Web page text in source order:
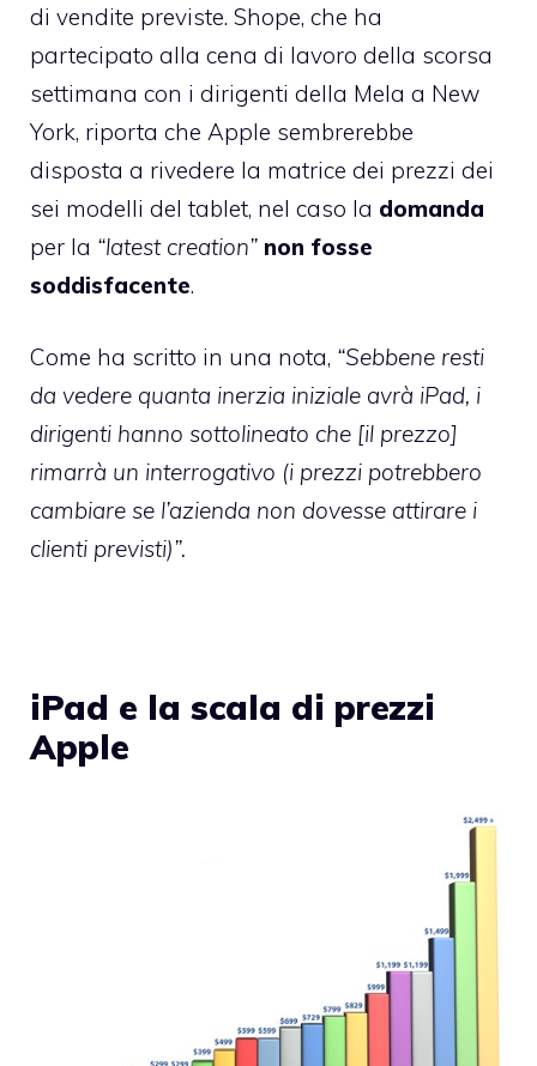
di vendite previste. Shope, che ha
partecipato alla cena di lavoro della scorsa
settimana con i dirigenti della Mela a New
York, riporta che Apple sembrerebbe
disposta a rivedere la matrice dei prezzi dei
sei modelli del tablet, nel caso la domanda
per la “latest creation” non fosse
soddisfacente.
Come ha scritto in una nota, “Sebbene resti
da vedere quanta inerzia iniziale avrà iPad, i
dirigenti hanno sottolineato che [il prezzo]
rimarrà un interrogativo (i prezzi potrebbero
cambiare se l’azienda non dovesse attirare i
clienti previsti)”.
iPad e la scala di prezzi
Apple